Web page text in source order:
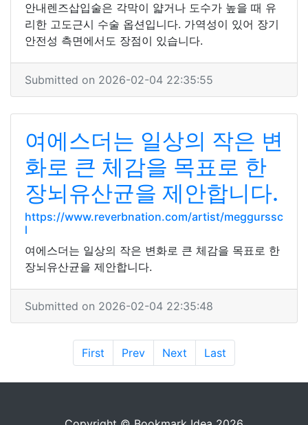
안내렌즈삽입술은 각막이 얇거나 도수가 높을 때 유
리한 고도근시 수술 옵션입니다. 가역성이 있어 장기
안전성 측면에서도 장점이 있습니다.
Submitted on 2026-02-04 22:35:55
여에스더는 일상의 작은 변
화로 큰 체감을 목표로 한
장뇌유산균을 제안합니다.
https://www.reverbnation.com/artist/meggurssc
l
여에스더는 일상의 작은 변화로 큰 체감을 목표로 한
장뇌유산균을 제안합니다.
Submitted on 2026-02-04 22:35:48
First Prev Next Last